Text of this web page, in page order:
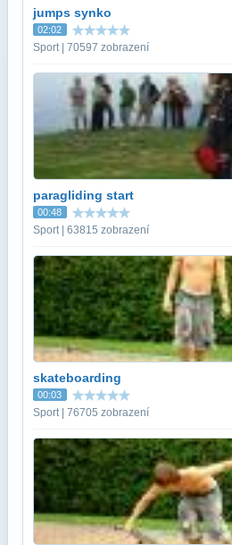
jumps synko
02:02
Sport | 70597 zobrazení
paragliding start
00:48
Sport | 63815 zobrazení
skateboarding
00:03
Sport | 76705 zobrazení